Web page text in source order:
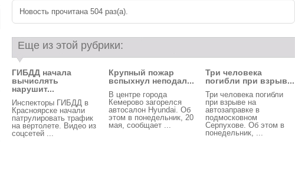
Новость прочитана 504 раз(a).
Еще из этой рубрики:
ГИБДД начала
вычислять
нарушит...
Инспекторы ГИБДД в
Красноярске начали
патрулировать трафик
на вертолете. Видео из
соцсетей ...
Крупный пожар
вспыхнул неподал...
В центре города
Кемерово загорелся
автосалон Hyundai. Об
этом в понедельник, 20
мая, сообщает ...
Три человека
погибли при взрыв...
Три человека погибли
при взрыве на
автозаправке в
подмосковном
Серпухове. Об этом в
понедельник, ...